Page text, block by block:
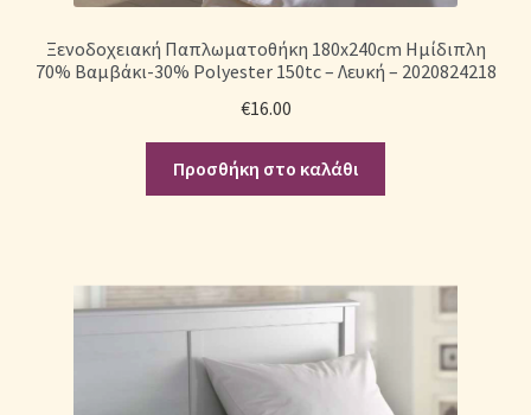
Ξενοδοχειακή Παπλωματοθήκη 180x240cm Ημίδιπλη
70% Βαμβάκι-30% Polyester 150tc – Λευκή – 2020824218
€16.00
Προσθήκη στο καλάθι